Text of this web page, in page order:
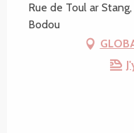
Rue de Toul ar
Bodou